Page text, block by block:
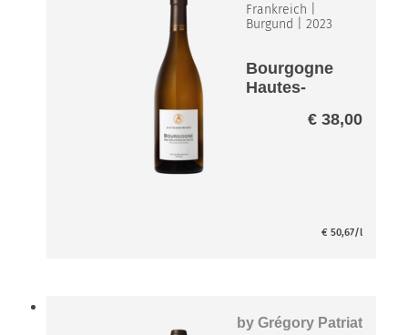
Frankreich
Burgund
|2023
Bourgogne
Hautes-
Nuits Blanc*
€38,00
€ 50,67/l
by Grégory Patriat